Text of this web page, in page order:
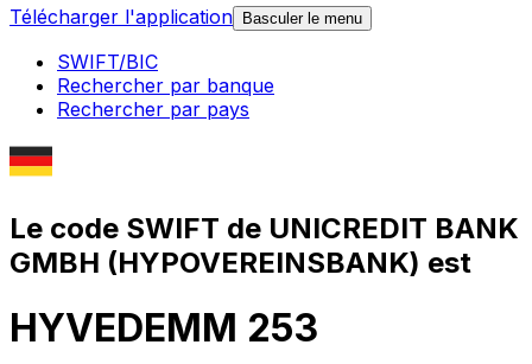
Télécharger l'application
Basculer le menu
SWIFT/BIC
Rechercher par banque
Rechercher par pays
Le code SWIFT de UNICREDIT BANK
GMBH (HYPOVEREINSBANK) est
HYVEDEMM 253